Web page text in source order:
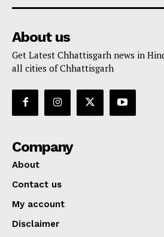
About us
Get Latest Chhattisgarh news in
all cities of Chhattisgarh
Company
About
Contact us
My account
Disclaimer